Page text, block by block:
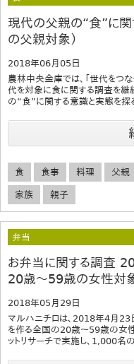
現代の父親の“食”に
の父親対象）
2018年06月05日
農林中央金庫では、「世代をつ
代を対象に食に関する調査を継
の“食”に関する意識と実態を探
食 食事 料理 父親
家族 親子
弁当
お弁当に関する調査
20歳～59歳の女性対
2018年05月29日
マルハニチロは、2018年4月
を作る全国の20歳～59歳の女性
ットリサーチで実施し、1,000名